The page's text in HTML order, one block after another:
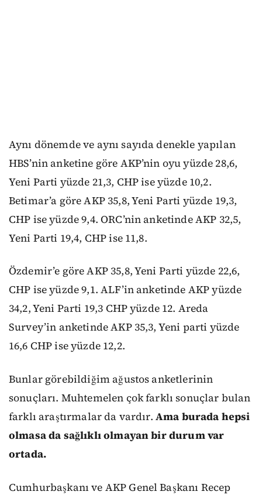
Aynı dönemde ve aynı sayıda denekle yapılan
HBS’nin anketine göre AKP’nin oyu yüzde 28,6,
Yeni Parti yüzde 21,3, CHP ise yüzde 10,2.
Betimar’a göre AKP 35,8, Yeni Parti yüzde 19,3,
CHP ise yüzde 9,4. ORC’nin anketinde AKP 32,5,
Yeni Parti 19,4, CHP ise 11,8.
Özdemir’e göre AKP 35,8, Yeni Parti yüzde 22,6,
CHP ise yüzde 9,1. ALF’in anketinde AKP yüzde
34,2, Yeni Parti 19,3 CHP yüzde 12. Areda
Survey’in anketinde AKP 35,3, Yeni parti yüzde
16,6 CHP ise yüzde 12,2.
Bunlar görebildiğim ağustos anketlerinin
sonuçları. Muhtemelen çok farklı sonuçlar bulan
farklı araştırmalar da vardır. Ama burada hepsi
olmasa da sağlıklı olmayan bir durum var
ortada.
Cumhurbaşkanı ve AKP Genel Başkanı Recep